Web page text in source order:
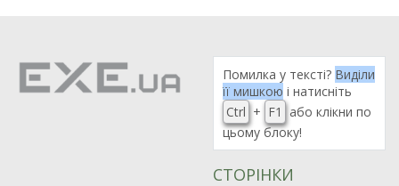
Помилка у тексті? Виділи
її мишкою і натисніть
Ctrl + F1
або клікни по
цьому блоку!
СТОРІНКИ